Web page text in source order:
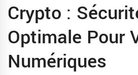
Crypto :
Optimale Pour
Numériques